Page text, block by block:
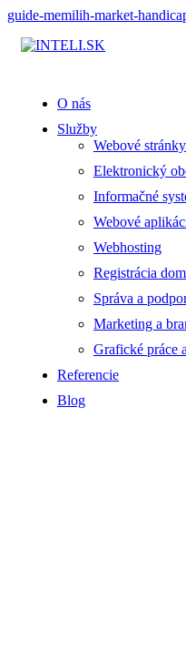
guide-memilih-market-
O nás
Služby
Webové stránky
Elektronický
Informačné
Webové
Webhosting
Registrácia
Správa a
Marketing a
Grafické práce
Referencie
Blog